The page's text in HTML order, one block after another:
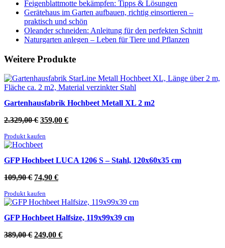
Feigenblattmotte bekämpfen: Tipps & Lösungen
Gerätehaus im Garten aufbauen, richtig einsortieren –
praktisch und schön
Oleander schneiden: Anleitung für den perfekten Schnitt
Naturgarten anlegen – Leben für Tiere und Pflanzen
Weitere Produkte
Gartenhausfabrik Hochbeet Metall XL 2 m2
2.329,00€ Ursprünglicher
war:
2.329,00 €
359,00 €Aktueller
Produkt kaufen
GFP Hochbeet LUCA 1206 S – Stahl, 120x60x35 cm
109,90€ Ursprünglicher
war:
109,90 €
74,90 €Aktueller
74,90 €.
Produkt kaufen
GFP Hochbeet Halfsize, 119x99x39 cm
389,00€ Ursprünglicher
249,00 €Aktueller